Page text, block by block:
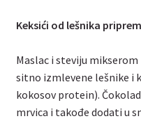
Keksići od lešnika
Maslac i steviju
sitno izmlevene lešnike i
kokosov protein).
mrvica i takođe dodati u